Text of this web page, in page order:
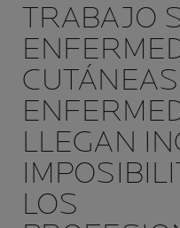
TRABAJO
LLEGAN
LOS